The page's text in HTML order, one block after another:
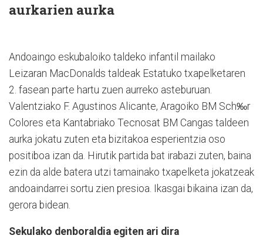
aurkarien aurka
Andoaingo eskubaloiko taldeko infantil mailako
Leizaran MacDonalds taldeak Estatuko txapelketaren
2. fasean parte hartu zuen aurreko asteburuan.
Valentziako F. Agustinos Alicante, Aragoiko BM Sch‰r
Colores eta Kantabriako Tecnosat BM Cangas taldeen
aurka jokatu zuten eta bizitakoa esperientzia oso
positiboa izan da. Hirutik partida bat irabazi zuten, baina
ezin da alde batera utzi tamainako txapelketa jokatzeak
andoaindarrei sortu zien presioa. Ikasgai bikaina izan da,
gerora bidean.
Sekulako denboraldia egiten ari dira